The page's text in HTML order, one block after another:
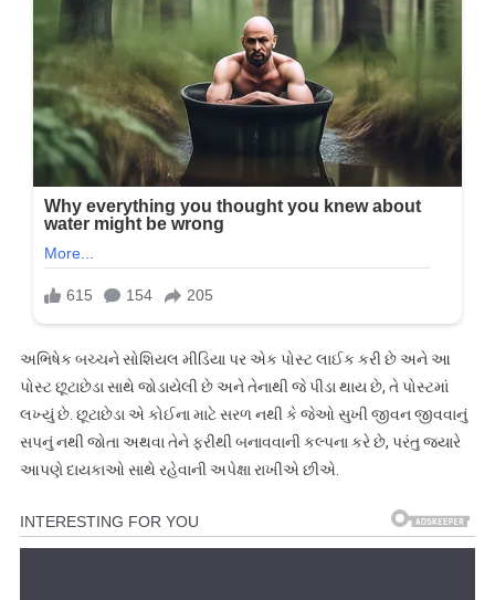
અભિષેક બચ્ચને સોશિયલ મીડિયા પર એક પોસ્ટ લાઈક કરી છે અને આ
પોસ્ટ છૂટાછેડા સાથે જોડાયેલી છે અને તેનાથી જે પીડા થાય છે, તે પોસ્ટમાં
લખ્યું છે. છૂટાછેડા એ કોઈના માટે સરળ નથી કે જેઓ સુખી જીવન જીવવાનું
સપનું નથી જોતા અથવા તેને ફરીથી બનાવવાની કલ્પના કરે છે, પરંતુ જ્યારે
આપણે દાયકાઓ સાથે રહેવાની અપેક્ષા રાખીએ છીએ.